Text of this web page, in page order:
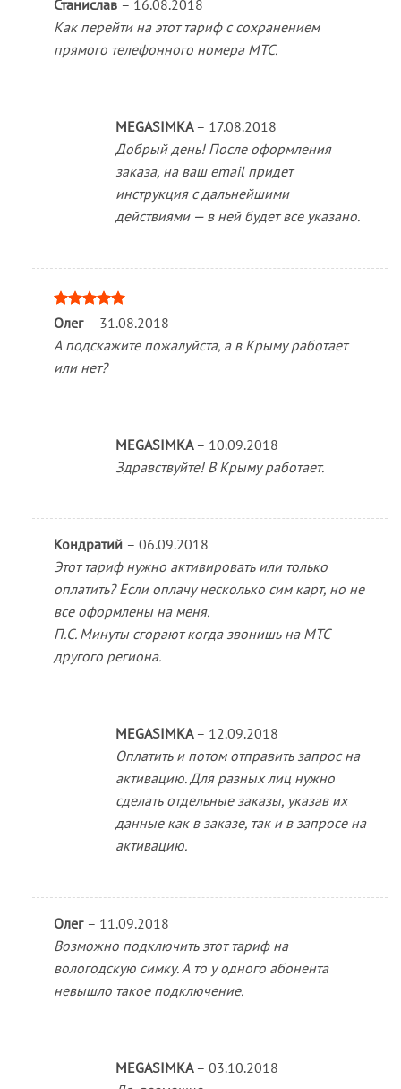
Станислав – 16.08.2018
Как перейти на этот тариф с сохранением
прямого телефонного номера МТС.
MEGASIMKA – 17.08.2018
Добрый день! После оформления
заказа, на ваш email придет
инструкция с дальнейшими
действиями — в ней будет все указано.
Оценка5
Олег – 31.08.2018
А подскажите пожалуйста, а в Крыму работает
или нет?
MEGASIMKA – 10.09.2018
Здравствуйте! В Крыму работает.
Кондратий – 06.09.2018
Этот тариф нужно активировать или только
оплатить? Если оплачу несколько сим карт, но не
все оформлены на меня.
П.С. Минуты сгорают когда звонишь на МТС
другого региона.
MEGASIMKA – 12.09.2018
Оплатить и потом отправить запрос на
активацию. Для разных лиц нужно
сделать отдельные заказы, указав их
данные как в заказе, так и в запросе на
активацию.
Олег – 11.09.2018
Возможно подключить этот тариф на
вологодскую симку. А то у одного абонента
невышло такое подключение.
MEGASIMKA – 03.10.2018